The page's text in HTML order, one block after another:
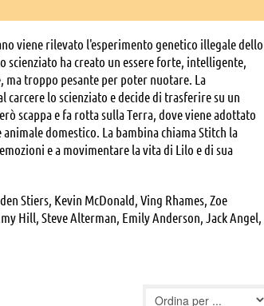
viene rilevato l'esperimento genetico illegale dello
ha creato un essere forte, intelligente,
troppo pesante per poter nuotare. La
carcere lo scienziato e decide di trasferire su un
scappa e fa rotta sulla Terra, dove viene adottato
domestico. La bambina chiama Stitch la
e a movimentare la vita di Lilo e di sua
Stiers, Kevin McDonald, Ving Rhames, Zoe
Hill, Steve Alterman, Emily Anderson, Jack Angel,
Jess Harnell, Aszur Hill, Barbara Harris, Daamen J.